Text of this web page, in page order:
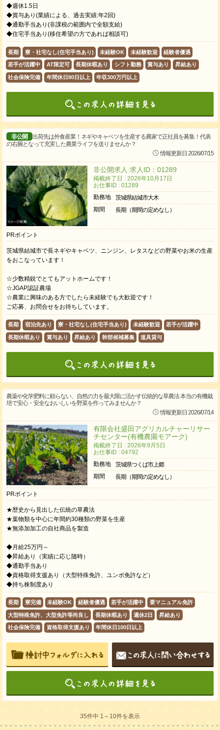
◆週休1.5日
◆賞与あり(業績による、過去実績:年2回)
◆通勤手当あり(非課税の範囲内で全額支給)
◆住宅手当あり(移住希望の方であれば相談可)
長期 寮・社宅なし(住宅手当あり) 未経験OK 未経験歓迎 経験者優遇
若手が活躍中 AT限定可 長期休暇あり シフト勤務 賞与あり 昇給あり
社会保険完備 年間休日80日以上 年収300万円以上
非公開
出荷先は外食産業！ネギやキャベツを生産する農家で正社員を募集！代表
の右腕となって充実した農業ライフを送りませんか？
情報更新日 2026/07/15
非公開求人 求人ID：01289
掲載終了日 : 2026年10月17日
お仕事ID : 01289
勤務地
茨城県結城市大木
期間
長期（期間の定めなし）
PRポイント
茨城県結城市で長ネギやキャベツ、ニンジン、レタスなどの野菜やお米の生産
をおこなっています！
☆少数精鋭でとてもアットホームです！
☆JGAP認証農場
☆農業に興味のある方でしたら未経験でも大歓迎です！
ご応募、お問合せをお待ちしています。
長期 宿泊先あり 寮・社宅なし(住宅手当あり) 未経験歓迎 若手が活躍中
長期休暇あり 賞与あり 昇給あり 幹部候補募集 道具貸与
農薬や化学肥料に頼らない、自然の力を最大限に活かす伝統的な草農法 本当の有機栽
培で安心・安全なおいしいを野菜を作ってみませんか？
情報更新日 2026/07/14
有限会社盛田アグリカルチャーリサー
チセンター(有機農園モアーク)
掲載終了日 : 2026年9月5日
お仕事ID : 04792
勤務地
茨城県つくば市上郷
期間
長期（期間の定めなし）
PRポイント
★歴史から見出した伝統の草農法
★葉物類を中心に年間約30種類の野菜を生産
★無添加加工の自社商品を製造
◆月給25万円～
◆昇給あり（実績に応じ随時）
◆通勤手当あり
◆資格取得支援あり（大型特殊免許、ユンボ免許など）
◆持ち株制度あり
長期 寮完備 未経験OK 経験者優遇 若手が活躍中 要マニュアル免許
大型特殊免許、大型免許等尚良し 長期休暇あり 週休2日 昇給あり
社会保険完備 資格取得支援あり 年間休日100日以上
35件中 1～10件を表示